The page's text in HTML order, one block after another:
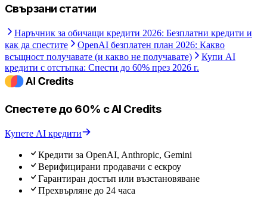
Свързани статии
Наръчник за обичащи кредити 2026: Безплатни кредити и
как да спестите
OpenAI безплатен план 2026: Какво
всъщност получавате (и какво не получавате)
Купи AI
кредити с отстъпка: Спести до 60% през 2026 г.
Спестете до 60% с AI Credits
Купете AI кредити
Кредити за OpenAI, Anthropic, Gemini
Верифицирани продавачи с ескроу
Гарантиран достъп или възстановяване
Прехвърляне до 24 часа